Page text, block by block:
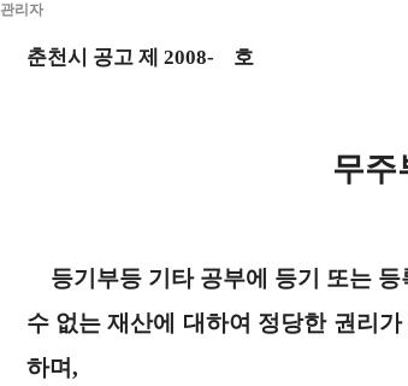
관리자
춘천시 공고 제 2008- 호
무주
등기부등 기타 공부에 등기 또는 등
수 없는 재산에 대하여 정당한 권리
하며,